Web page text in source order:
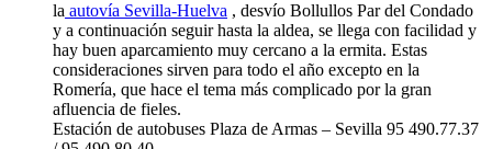
la autovía Sevilla-Huelva , desvío Bollullos Par del Condado
y a continuación seguir hasta la aldea, se llega con facilidad y
hay buen aparcamiento muy cercano a la ermita. Estas
consideraciones sirven para todo el año excepto en la
Romería, que hace el tema más complicado por la gran
afluencia de fieles.
Estación de autobuses Plaza de Armas – Sevilla 95 490.77.37